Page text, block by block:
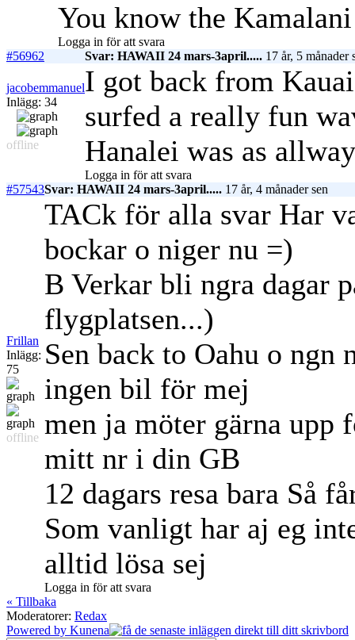
You know the Kamalani
Logga in för att svara
#56962
Svar: HAWAII 24 mars-3april..... 17 år, 5 månader
jacobemmanuel
Inlägg: 34
offline
I got back from
surfed a really fun
Hanalei was as
Logga in för att svara
#57543Svar: HAWAII 24 mars-3april..... 17 år, 4 månader sen
Frillan
Inlägg:
75
offline
TACk för alla svar Har
bockar o niger nu =)
B Verkar bli ngra dagar
flygplatsen...)
Sen back to Oahu o
ingen bil för mej
men ja möter gärna
mitt nr i din GB
12 dagars resa bara Så
Som vanligt har aj eg
alltid lösa sej
Logga in för att svara
« Tillbaka
Moderatorer: Redax
Powered by Kunena